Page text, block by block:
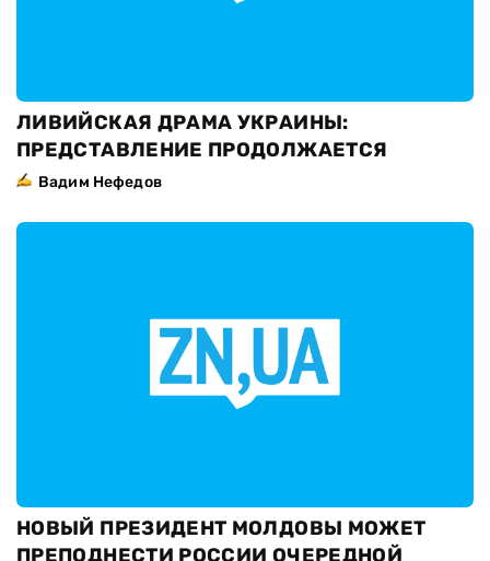
ЛИВИЙСКАЯ ДРАМА УКРАИНЫ:
ПРЕДСТАВЛЕНИЕ ПРОДОЛЖАЕТСЯ
Вадим Нефедов
НОВЫЙ ПРЕЗИДЕНТ МОЛДОВЫ МОЖЕТ
ПРЕПОДНЕСТИ РОССИИ ОЧЕРЕДНОЙ